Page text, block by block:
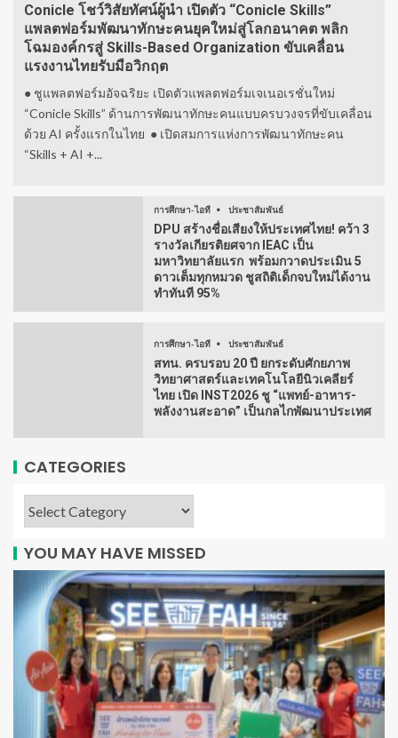
Conicle โชว์วิสัยทัศน์ผู้นำ เปิดตัว “Conicle Skills”
แพลตฟอร์มพัฒนาทักษะคนยุคใหม่สู่โลกอนาคต พลิก
โฉมองค์กรสู่ Skills-Based Organization ขับเคลื่อน
แรงงานไทยรับมือวิกฤต
● ชูแพลตฟอร์มอัจฉริยะ เปิดตัวแพลตฟอร์มเจเนอเรชั่นใหม่
“Conicle Skills” ด้านการพัฒนาทักษะคนแบบครบวงจรที่ขับเคลื่อน
ด้วย AI ครั้งแรกในไทย ● เปิดสมการแห่งการพัฒนาทักษะคน
“Skills + AI +...
การศึกษา-ไอที ประชาสัมพันธ์
DPU สร้างชื่อเสียงให้ประเทศไทย! คว้า 3
รางวัลเกียรติยศจาก IEAC เป็น
มหาวิทยาลัยแรก พร้อมกวาดประเมิน 5
ดาวเต็มทุกหมวด ชูสถิติเด็กจบใหม่ได้งาน
ทำทันที 95%
การศึกษา-ไอที ประชาสัมพันธ์
สทน. ครบรอบ 20 ปี ยกระดับศักยภาพ
วิทยาศาสตร์และเทคโนโลยีนิวเคลียร์
ไทย เปิด INST2026 ชู “แพทย์-อาหาร-
พลังงานสะอาด” เป็นกลไกพัฒนาประเทศ
CATEGORIES
YOU MAY HAVE MISSED